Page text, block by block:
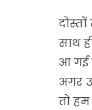
साथ
आ गई
अगर
तो